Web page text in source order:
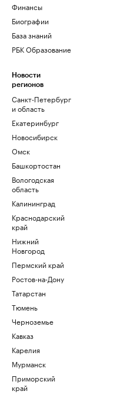
Финансы
Биографии
База знаний
РБК Образование
Новости
регионов
Санкт-Петербург
и область
Екатеринбург
Новосибирск
Омск
Башкортостан
Вологодская
область
Калининград
Краснодарский
край
Нижний
Новгород
Пермский край
Ростов-на-Дону
Татарстан
Тюмень
Черноземье
Кавказ
Карелия
Мурманск
Приморский
край